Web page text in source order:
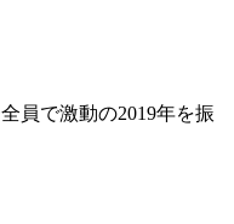
員で激動の2019年を振